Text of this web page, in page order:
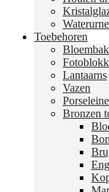
Toebehoren
Lantaarns
Vazen
Bronzen